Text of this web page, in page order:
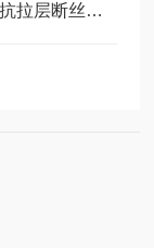
进口橡胶同步带失效模式：齿根开裂、抗拉层断丝的原因与预防